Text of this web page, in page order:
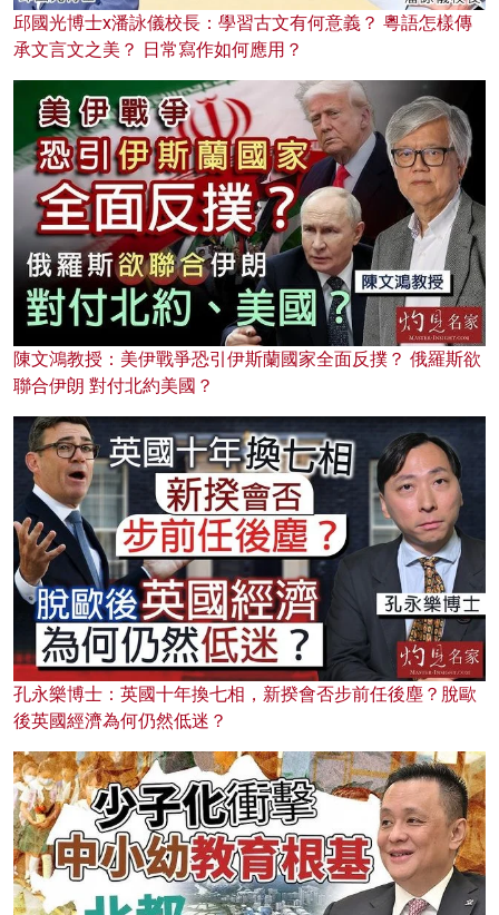
邱國光博士x潘詠儀校長：學習古文有何意義？ 粵語怎樣傳
承文言文之美？ 日常寫作如何應用？
陳文鴻教授：美伊戰爭恐引伊斯蘭國家全面反撲？ 俄羅斯欲
聯合伊朗 對付北約美國？
孔永樂博士：英國十年換七相，新揆會否步前任後塵？脫歐
後英國經濟為何仍然低迷？